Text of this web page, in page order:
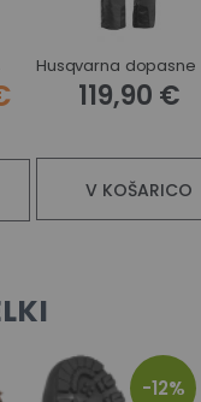
119,90 €
V KOŠARICO
-12%